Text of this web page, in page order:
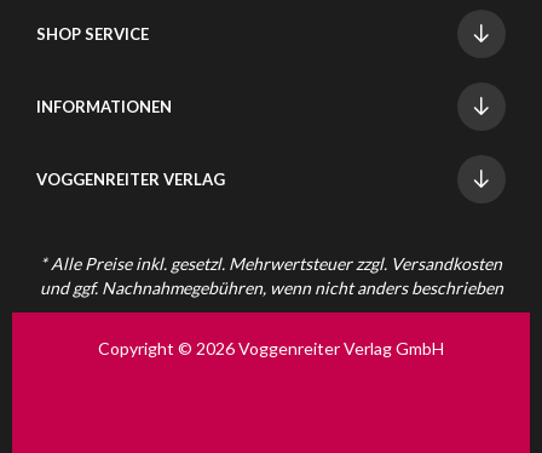
SHOP SERVICE
INFORMATIONEN
VOGGENREITER VERLAG
* Alle Preise inkl. gesetzl. Mehrwertsteuer zzgl. Versandkosten
und ggf. Nachnahmegebühren, wenn nicht anders beschrieben
Copyright © 2026 Voggenreiter Verlag GmbH